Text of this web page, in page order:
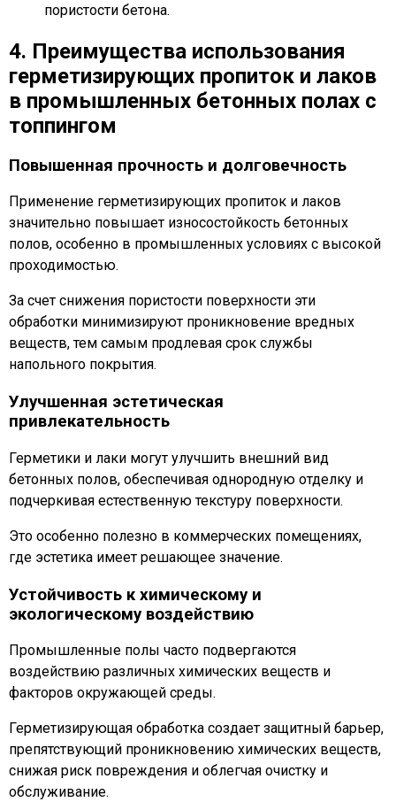
пористости бетона.
4. Преимущества использования
герметизирующих пропиток и лаков
в промышленных бетонных полах с
топпингом
Повышенная прочность и долговечность
Применение герметизирующих пропиток и лаков
значительно повышает износостойкость бетонных
полов, особенно в промышленных условиях с высокой
проходимостью.
За счет снижения пористости поверхности эти
обработки минимизируют проникновение вредных
веществ, тем самым продлевая срок службы
напольного покрытия.
Улучшенная эстетическая
привлекательность
Герметики и лаки могут улучшить внешний вид
бетонных полов, обеспечивая однородную отделку и
подчеркивая естественную текстуру поверхности.
Это особенно полезно в коммерческих помещениях,
где эстетика имеет решающее значение.
Устойчивость к химическому и
экологическому воздействию
Промышленные полы часто подвергаются
воздействию различных химических веществ и
факторов окружающей среды.
Герметизирующая обработка создает защитный барьер,
препятствующий проникновению химических веществ,
снижая риск повреждения и облегчая очистку и
обслуживание.